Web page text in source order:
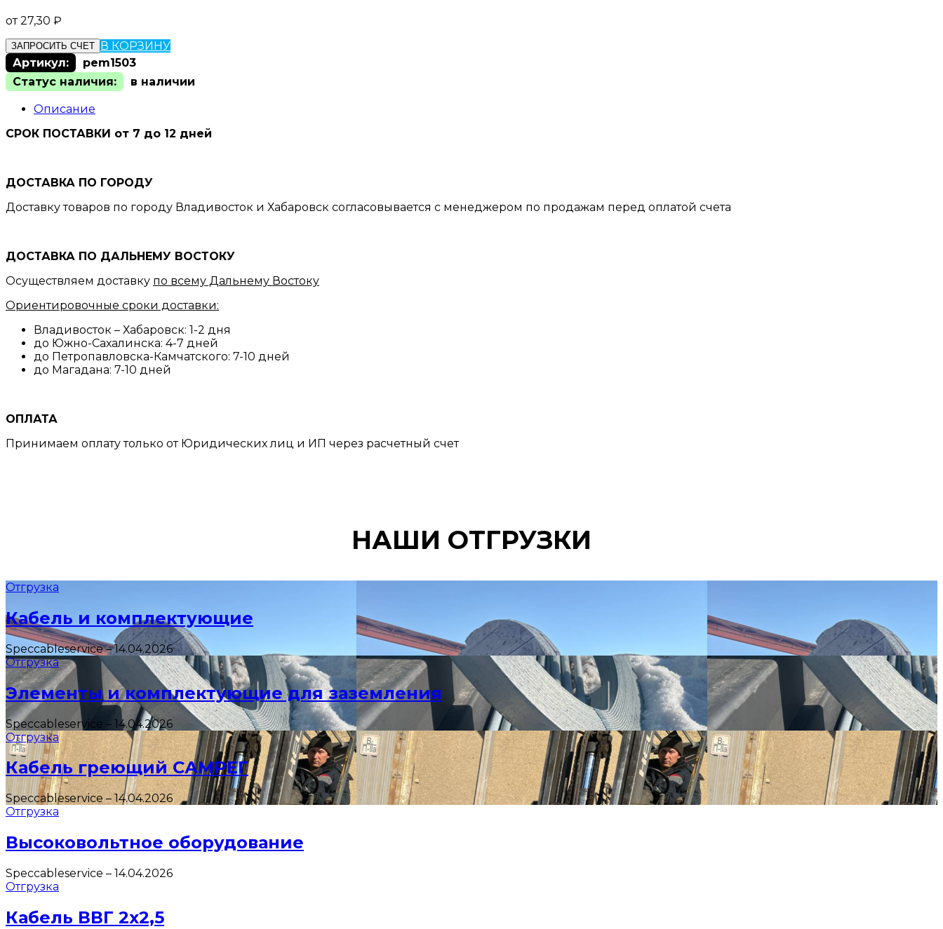
от27,30 ₽
ЗАПРОСИТЬ СЧЕТ В КОРЗИНУ
Артикул:
pem1503
Статус наличия:
в наличии
Описание
СРОК ПОСТАВКИ от 7 до 12 дней
ДОСТАВКА ПО ГОРОДУ
Доставку товаров по городу Владивосток и Хабаровск согласовывается с менеджером по продажам перед оплатой счета
ДОСТАВКА ПО ДАЛЬНЕМУ ВОСТОКУ
Осуществляем доставку по всему Дальнему Востоку
Ориентировочные сроки доставки:
Владивосток – Хабаровск: 1-2 дня
до Южно-Сахалинска: 4-7 дней
до Петропавловска-Камчатского: 7-10 дней
до Магадана: 7-10 дней
ОПЛАТА
Принимаем оплату только от Юридических лиц и ИП через расчетный счет
НАШИ ОТГРУЗКИ
Отгрузка
Кабель и комплектующие
Speccableservice–14.04.2026
Отгрузка
Элементы и комплектующие для заземления
Speccableservice – 14.04.2026
Отгрузка
Кабель греющий САМРЕГ
Speccableservice–14.04.2026
Отгрузка
Высоковольтное оборудование
Speccableservice – 14.04.2026
Отгрузка
Кабель ВВГ 2х2,5